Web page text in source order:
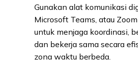
Gunakan alat komunikasi
Microsoft Teams, atau
untuk menjaga koordinasi,
dan bekerja sama secara
zona waktu berbeda.